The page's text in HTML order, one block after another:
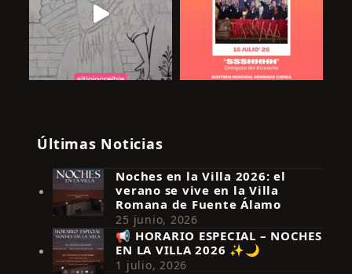
Síguenos en Instagram
Últimas Noticias
Noches en la Villa 2026: el
verano se vive en la Villa
Romana de Fuente Álamo
25 junio, 2026
📢 HORARIO ESPECIAL – NOCHES
EN LA VILLA 2026 ✨🌙
1 julio, 2026